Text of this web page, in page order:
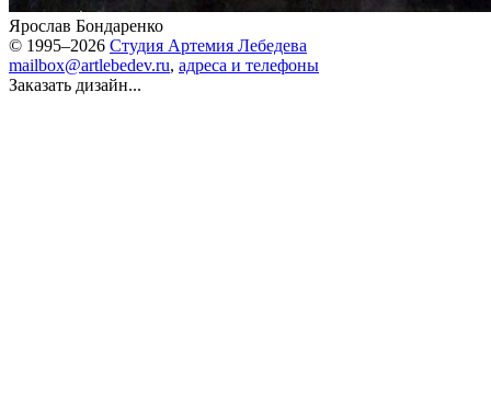
Ярослав Бондаренко
© 1995–2026 Студия Артемия Лебедева
mailbox@artlebedev.ru, адреса и телефоны
Заказать дизайн...